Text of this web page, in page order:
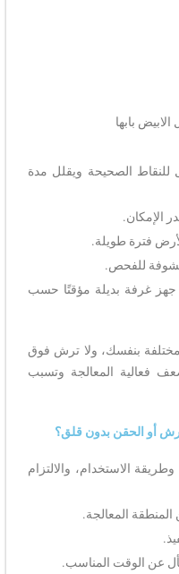
بابها
الصحيحة ويقلل مدة
الإمكان.
فترة طويلة.
للفحص.
جهز غرفة بديلة مؤقتًا حسب
مختلفة بنفسك، ولا ترش فوق
فعالية المعالجة وتسبب
أو الحقن بدون قلق؟
الاستخدام، والالتزام
المنطقة المعالجة.
عن الوقت المناسب.